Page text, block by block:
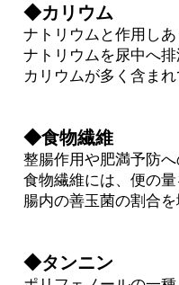
◆カリウム
ナトリウムと作用し
ナトリウムを尿中へ
カリウムが多く含ま
◆食物繊維
整腸作用や肥満予防
食物繊維には、便の量
腸内の善玉菌の割合
◆タンニン